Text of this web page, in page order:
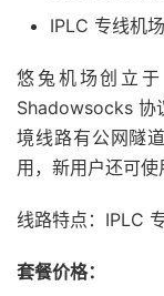
IPLC 专线机场
悠兔机场创立
Shadowsocks 协
境线路有公网隧
用，新用户还可
线路特点：IPLC
套餐价格：